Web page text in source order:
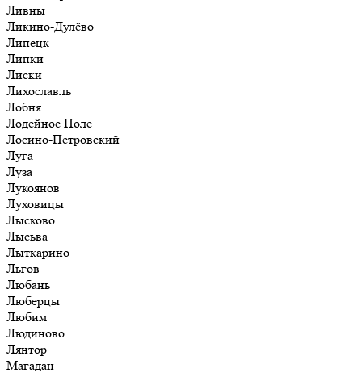
Ливны
Ликино-Дулёво
Липецк
Липки
Лиски
Лихославль
Лобня
Лодейное Поле
Лосино-Петровский
Луга
Луза
Лукоянов
Луховицы
Лысково
Лысьва
Лыткарино
Льгов
Любань
Люберцы
Любим
Людиново
Лянтор
Магадан